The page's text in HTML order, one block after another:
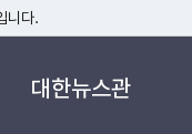
니다.
기관이 관리하는 누리집입니다.
대한뉴스관